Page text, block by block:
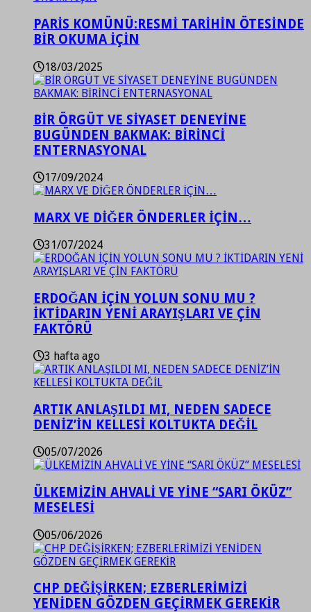
PARİS KOMÜNÜ:RESMİ TARİHİN ÖTESİNDE
BİR OKUMA İÇİN
18/03/2025
BİR ÖRGÜT VE SİYASET DENEYİNE
BUGÜNDEN BAKMAK: BİRİNCİ
ENTERNASYONAL
17/09/2024
MARX VE DİĞER ÖNDERLER İÇİN…
31/07/2024
ERDOĞAN İÇİN YOLUN SONU MU ?
İKTİDARIN YENİ ARAYIŞLARI VE ÇİN
FAKTÖRÜ
3 hafta ago
ARTIK ANLAŞILDI MI, NEDEN SADECE
DENİZ’İN KELLESİ KOLTUKTA DEĞİL
05/07/2026
ÜLKEMİZİN AHVALİ VE YİNE “SARI ÖKÜZ”
MESELESİ
05/06/2026
CHP DEĞİŞİRKEN; EZBERLERİMİZİ
YENİDEN GÖZDEN GEÇİRMEK GEREKİR